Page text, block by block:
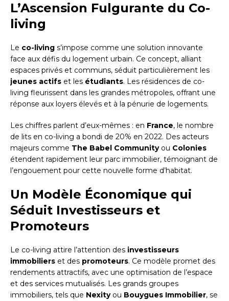
L’Ascension Fulgurante du Co-
living
Le co-living s’impose comme une solution innovante
face aux défis du logement urbain. Ce concept, alliant
espaces privés et communs, séduit particulièrement les
jeunes actifs et les étudiants. Les résidences de co-
living fleurissent dans les grandes métropoles, offrant une
réponse aux loyers élevés et à la pénurie de logements.
Les chiffres parlent d’eux-mêmes : en France, le nombre
de lits en co-living a bondi de 20% en 2022. Des acteurs
majeurs comme The Babel Communityou Colonies
étendent rapidement leur parc immobilier, témoignant de
l’engouement pour cette nouvelle forme d’habitat.
Un Modèle Économique qui
Séduit Investisseurs et
Promoteurs
Le co-living attire l’attention des investisseurs
immobiliers et des promoteurs. Ce modèle promet des
rendements attractifs, avec une optimisation de l’espace
et des services mutualisés. Les grands groupes
immobiliers, tels que Nexityou Bouygues Immobilier, se